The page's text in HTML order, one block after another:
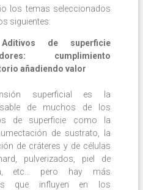
los temas seleccionados
siguientes:
Aditivos de superficie
cumplimiento
añadiendo valor
superficial es la
de muchos de los
de superficie como la
de sustrato, la
de cráteres y de células
pulverizados, piel de
etc… pero hay más
que influyen en los